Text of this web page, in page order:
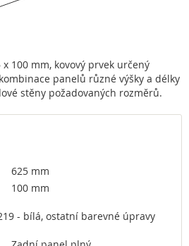
100 mm, kovový prvek určený
panelů různé výšky a délky
stěny požadovaných rozměrů.
625 mm
100 mm
- bílá, ostatní barevné úpravy